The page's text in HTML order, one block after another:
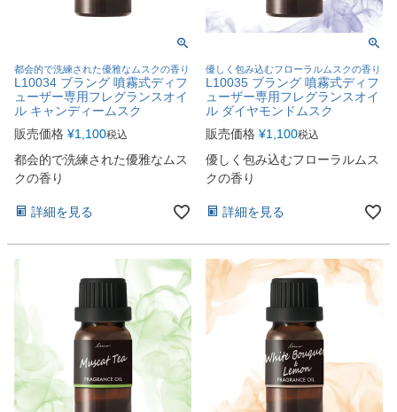
都会的で洗練された優雅なムスクの香り
L10034 ブラング 噴霧式ディフ
ューザー専用フレグランスオイ
ル キャンディームスク
販売価格 ¥1,100税込
都会的で洗練された優雅なムス
クの香り
詳細を見る
優しく包み込むフローラルムスクの香り
L10035 ブラング 噴霧式ディフ
ューザー専用フレグランスオイ
ル ダイヤモンドムスク
販売価格 ¥1,100税込
優しく包み込むフローラルムス
クの香り
詳細を見る